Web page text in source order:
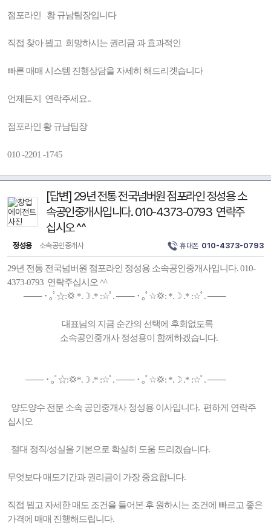
점포라인 황 규남팀장입니다
직접 찾아 뵙고 희망하시는 권리금 과 효과적인
빠른 매매 시스템 진행상담을 자세히 해드리겟습니다
언제든지 연락주세요..
점포라인 황 규남팀장
010 -2201 -1745
[답변] 29년 전통 전국넘버원 점포라인 정성용 소
속공인중개사입니다. 010-4373-0793 연락주
십시오 ^^
정성용 소속공인중개사 휴대폰 010-4373-0793
29년 전통 전국넘버원 점포라인 정성용 소속공인중개사입니다. 010-
4373-0793 연락주십시오 ^^
─── ･ ｡ﾟ☆:💢 *.☽ .* :☆ﾟ. ─── ･ ｡ﾟ☆💢: *.☽ .* :☆ﾟ. ───
대표님의 지금 순간의 선택에 후회없도록
소속공인중개사 정성용이 함께하겠습니다.
─── ･ ｡ﾟ☆:💢*.☽ .* :☆ﾟ. ─── ･ ｡ﾟ☆💢: *.☽ .* :☆ﾟ. ───
양도양수 전문 소속 공인중개사 정성용 이사입니다. 편하게 연락주
십시오
절대 정직/성실을 기본으로 확실히 도움 드리겠습니다.
무엇보다 매도기간과 권리금이 가장 중요합니다.
직접 뵙고 자세한 매도 조건을 들어본 후 원하시는 조건에 빠르고 좋은
가격에 매매 진행해드립니다.